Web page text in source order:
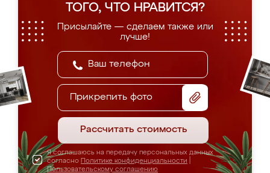
ТОГО, ЧТО НРАВИТСЯ?
Присылайте — сделаем также или
лучше!
Прикрепить фото
Рассчитать стоимость
Я соглашаюсь на передачу персональных данных
согласно Политике конфиденциальности
Пользовательскому соглашению